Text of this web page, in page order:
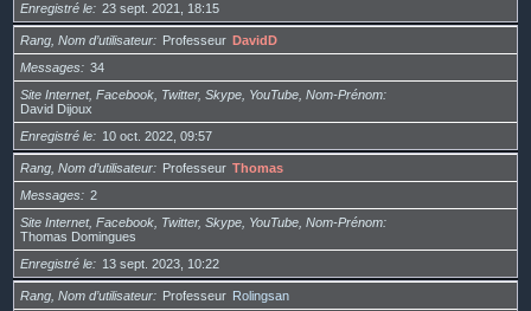
Enregistré le
23 sept. 2021, 18:15
Rang, Nom d’utilisateur Professeur DavidD
Messages
34
Site Internet, Facebook, Twitter, Skype, YouTube, Nom-Prénom
David Dijoux
Enregistré le
10 oct. 2022, 09:57
Rang, Nom d’utilisateur Professeur Thomas
Messages
2
Site Internet, Facebook, Twitter, Skype, YouTube, Nom-Prénom
Thomas Domingues
Enregistré le
13 sept. 2023, 10:22
Rang, Nom d’utilisateur Professeur Rolingsan